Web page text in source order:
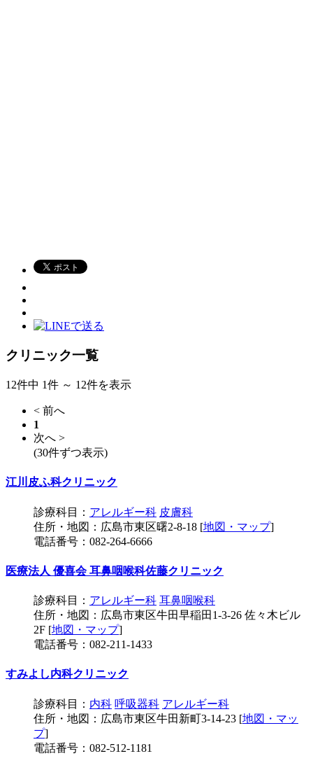
クリニック一覧
12件中 1件 ～ 12件を表示
< 前へ
1
次へ >
(30件ずつ表示)
江川皮ふ科クリニック
診療科目： アレルギー科 皮膚科
住所・地図：広島市東区曙2-8-18 [地図・マップ]
電話番号：082-264-6666
医療法人 優喜会 耳鼻咽喉科佐藤クリニック
診療科目： アレルギー科 耳鼻咽喉科
住所・地図：広島市東区牛田早稲田1-3-26 佐々木ビル
2F [地図・マップ]
電話番号：082-211-1433
すみよし内科クリニック
診療科目： 内科 呼吸器科 アレルギー科
住所・地図：広島市東区牛田新町3-14-23 [地図・マッ
プ]
電話番号：082-512-1181